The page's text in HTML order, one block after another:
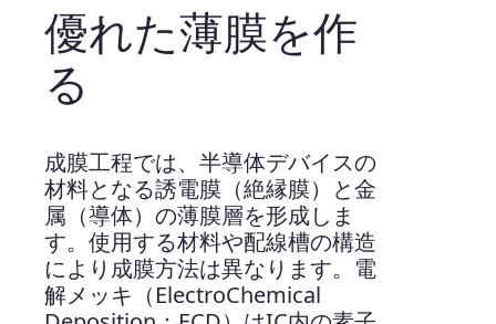
優れた薄膜を作
る
成膜工程では、半導体デバイスの
材料となる誘電膜（絶縁膜）と金
属（導体）の薄膜層を形成しま
す。使用する材料や配線槽の構造
により成膜方法は異なります。電
解メッキ（ElectroChemical